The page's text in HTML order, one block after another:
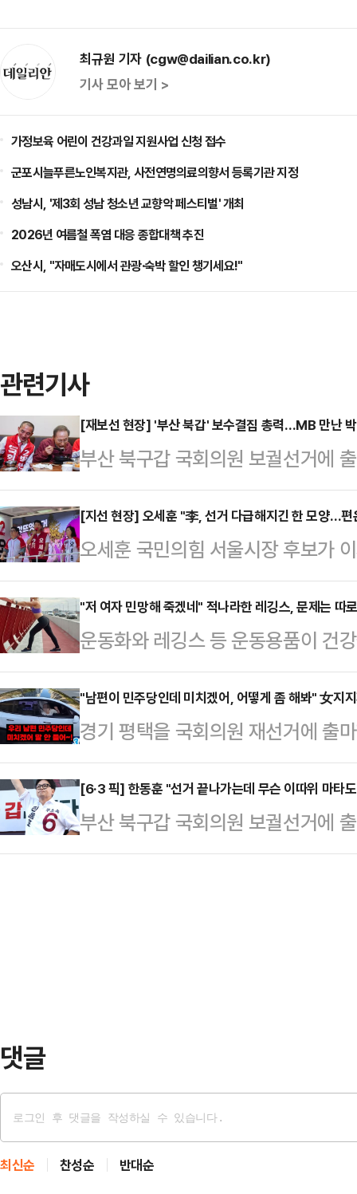
최규원 기자 (cgw@dailian.co.kr)
기사 모아 보기 >
가정보육 어린이 건강과일 지원사업 신청 접수
군포시늘푸른노인복지관, 사전연명의료의향서 등록기관 지정
성남시, '제3회 성남 청소년 교향악 페스티벌' 개최
2026년 여름철 폭염 대응 종합대책 추진
오산시, "자매도시에서 관광·숙박 할인 챙기세요!"
관련기사
[재보선 현장] '부산 북갑' 보수결집 총력…MB 만난
부산 북구갑 국회의원 보궐선거에
속 후보가 선거 전 마지막 주말을
결집'에 방점을 찍은 가운데 박민식
합류했고, 한동훈 후보는 아내 진은
더불어민주당 후보의 공세를 정면
31일 오전 부산을 찾은 이 전 대통
함께 점심식사를 했다. 이 일정에는
다.박 후보…
[지선 현장] 오세훈 "李, 선거 다급해지긴 한 모양…편
오세훈 국민의힘 서울시장 후보가
"선거가 다급해지긴 한 모양"이라
사역 인근에서 진행한 유세에서 "
않나"며 이같이 말했다.앞서 이 대
전투표 독려를 하면서도 "투표 포기
는 그들을 편드는 것"이라고 주장
반발하고 있다.오 후보는 "적어도
도 모두 보듬어…
"저 여자 민망해 죽겠네" 적나라한 레깅스, 문제는 따
운동화와 레깅스 등 운동용품이 건
다.16일 관련업계에 따르면 영국
전문가인 니콜 딘은 최근 데일리메
만 운동할 때 착용하는 옷과 신발이
어 "운동용품을 만들 때 흔히 사용
소재의 옷을 세탁하고 입을 때마다
말했다.입자가 매우 작은 미세플라
통해 여러 장기에 …
"남편이 민주당인데 미치겠어, 어떻게 좀 해봐" 女지
경기 평택을 국회의원 재선거에 출
세 중 "나는 조국혁신당인데 남편
호소에 "조국을 선택해 달라"고 요
관계망서비스(SNS)에 '조국 유세
숏폼 영상을 올렸다.영상에서 조 후
[6·3 픽] 한동훈 "선거 끝나가는데 무슨 이따위 마타
부산 북구갑 국회의원 보궐선거에
각종 공세를 펼치는 더불어민주당
댓글
최신순 찬성순 반대순